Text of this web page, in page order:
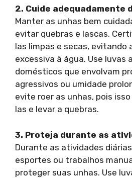
2. Cuide adequadamente
Manter as unhas bem
evitar quebras e lascas.
las limpas e secas, evitando
excessiva à água. Use luvas
domésticos que envolvam
agressivos ou umidade
evite roer as unhas, pois
las e levar a quebras.
3. Proteja durante as
Durante as atividades
esportes ou trabalhos
proteger suas unhas. Use